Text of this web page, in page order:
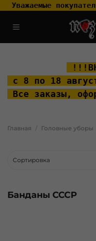
Уважаемые
с 8 по 18
Все заказы,
Главная Головные уборы
Банданы СССР